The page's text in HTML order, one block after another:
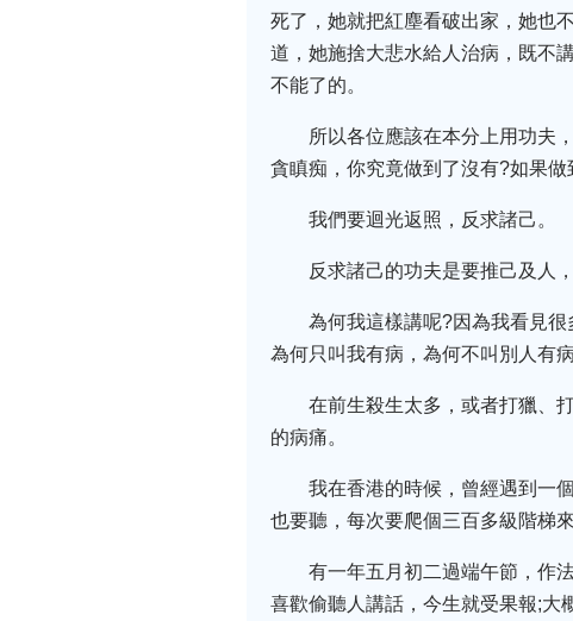
死了，她就把紅塵看破出家，她也
道，她施捨大悲水給人治病，既不
不能了的。
所以各位應該在本分上用功夫
貪瞋痴，你究竟做到了沒有?如果
我們要迴光返照，反求諸己。
反求諸己的功夫是要推己及人
為何我這樣講呢?因為我看見
為何只叫我有病，為何不叫別人有
在前生殺生太多，或者打獵、
的病痛。
我在香港的時候，曾經遇到一
也要聽，每次要爬個三百多級階梯來
有一年五月初二過端午節，作
喜歡偷聽人講話，今生就受果報;大